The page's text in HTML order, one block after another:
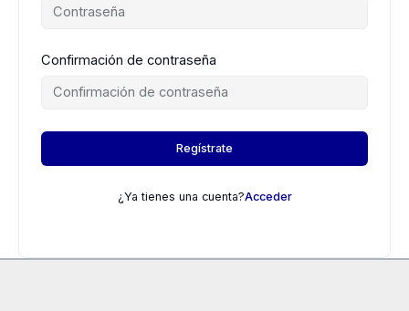
Confirmación de contraseña
Regístrate
¿Ya tienes una cuenta?Acceder